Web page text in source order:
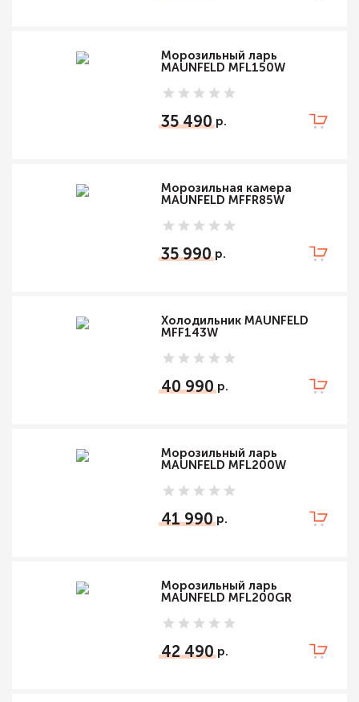
Морозильный ларь
MAUNFELD MFL150W
35 490
Морозильная камера
MAUNFELD MFFR85W
35 990
Холодильник MAUNFELD
MFF143W
40 990
Морозильный ларь
MAUNFELD MFL200W
41 990
Морозильный ларь
MAUNFELD MFL200GR
42 490